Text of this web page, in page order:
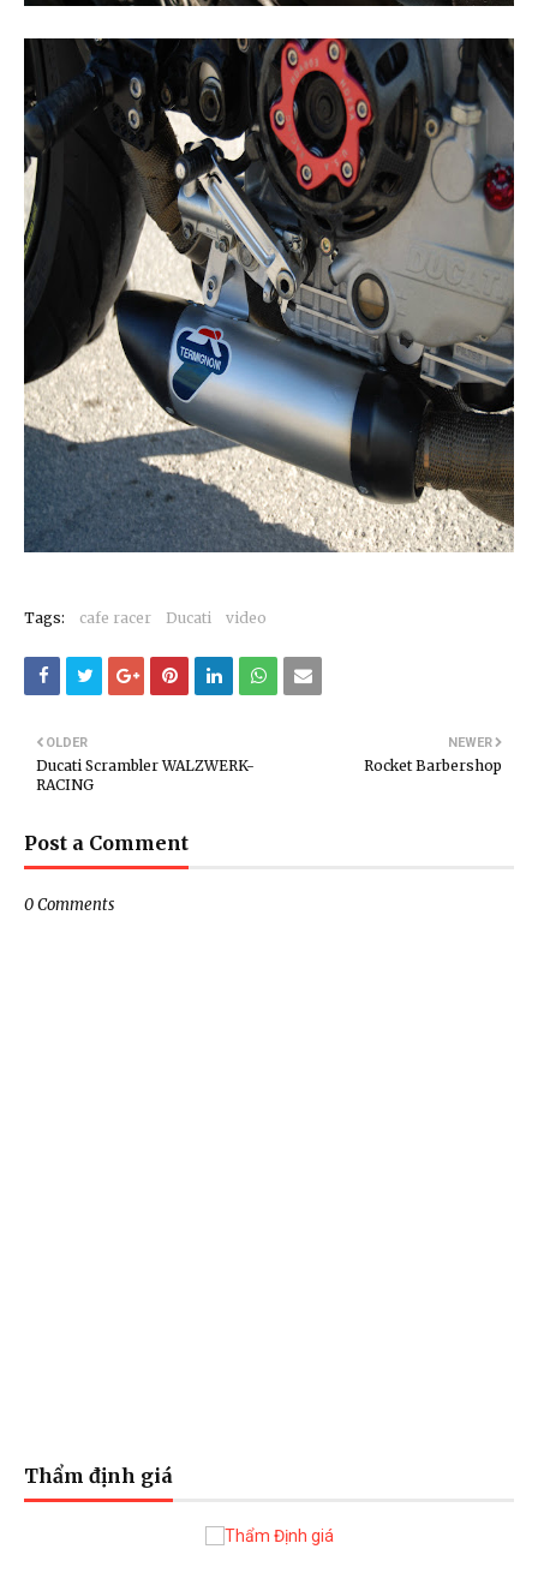
Tags: cafe racer Ducati video
NEWER
Rocket Barbershop
OLDER
Ducati Scrambler WALZWERK-
RACING
Post a Comment
0 Comments
Thẩm định giá